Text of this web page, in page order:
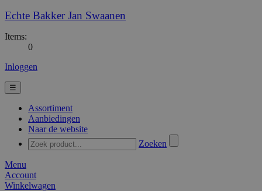
Echte Bakker Jan Swaanen
Items:
0
Inloggen
☰
Assortiment
Aanbiedingen
Naar de website
Zoeken
Menu
Account
Winkelwagen